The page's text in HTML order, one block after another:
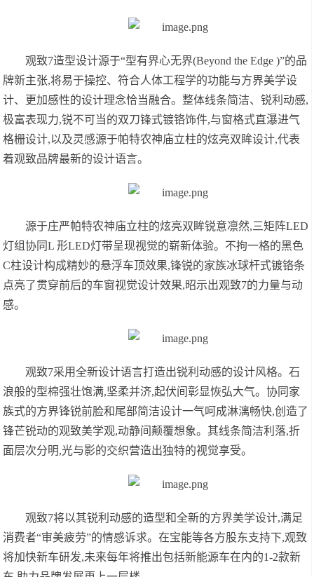
观致7造型设计源于“型有界心无界(Beyond the Edge )”的品
牌新主张,将易于操控、符合人体工程学的功能与方界美学设
计、更加感性的设计理念恰当融合。整体线条简洁、锐利动感,
极富表现力,锐不可当的双刀锋式镀铬饰件,与窗格式直瀑进气
格栅设计,以及灵感源于帕特农神庙⽴柱的炫亮双眸设计,代表
着观致品牌最新的设计语言。
源于庄严帕特农神庙⽴柱的炫亮双眸锐意凛然,三矩阵LED
灯组协同L 形LED灯带呈现视觉的崭新体验。不拘一格的黑色
C柱设计构成精妙的悬浮车顶效果,锋锐的家族冰球杆式镀铬条
点亮了贯穿前后的车窗视觉设计效果,昭示出观致7的力量与动
感。
观致7采用全新设计语言打造出锐利动感的设计风格。石
浪般的型棉强壮饱满,坚柔并济,起伏间彰显恢弘大气。协同家
族式的⽅界锋锐前脸和尾部简洁设计一气呵成淋漓畅快,创造了
锋芒锐动的观致美学观,动静间颠覆想象。其线条简洁利落,折
面层次分明,光与影的交织营造出独特的视觉享受。
观致7将以其锐利动感的造型和全新的方界美学设计,满足
消费者“审美疲劳”的情感诉求。在宝能等各方股东支持下,观致
将加快新车研发,未来每年将推出包括新能源车在内的1-2款新